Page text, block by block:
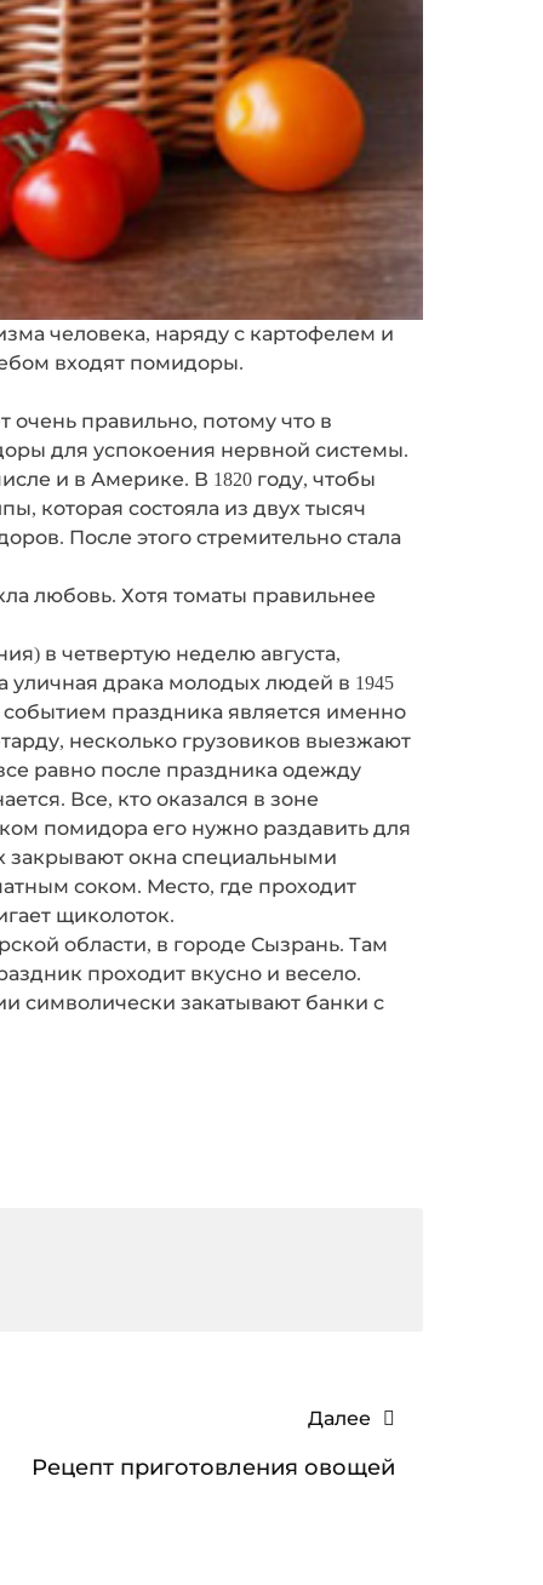
человека, наряду с картофелем и
входят помидоры.
очень правильно, потому что в
для успокоения нервной системы.
и в Америке. В 1820 году, чтобы
которая состояла из двух тысяч
После этого стремительно стала
любовь. Хотя томаты правильнее
в четвертую неделю августа,
уличная драка молодых людей в 1945
праздника является именно
несколько грузовиков выезжают
равно после праздника одежду
Все, кто оказался в зоне
помидора его нужно раздавить для
закрывают окна специальными
соком. Место, где проходит
щиколоток.
области, в городе Сызрань. Там
проходит вкусно и весело.
символически закатывают банки с
Далее
Рецепт приготовления овощей